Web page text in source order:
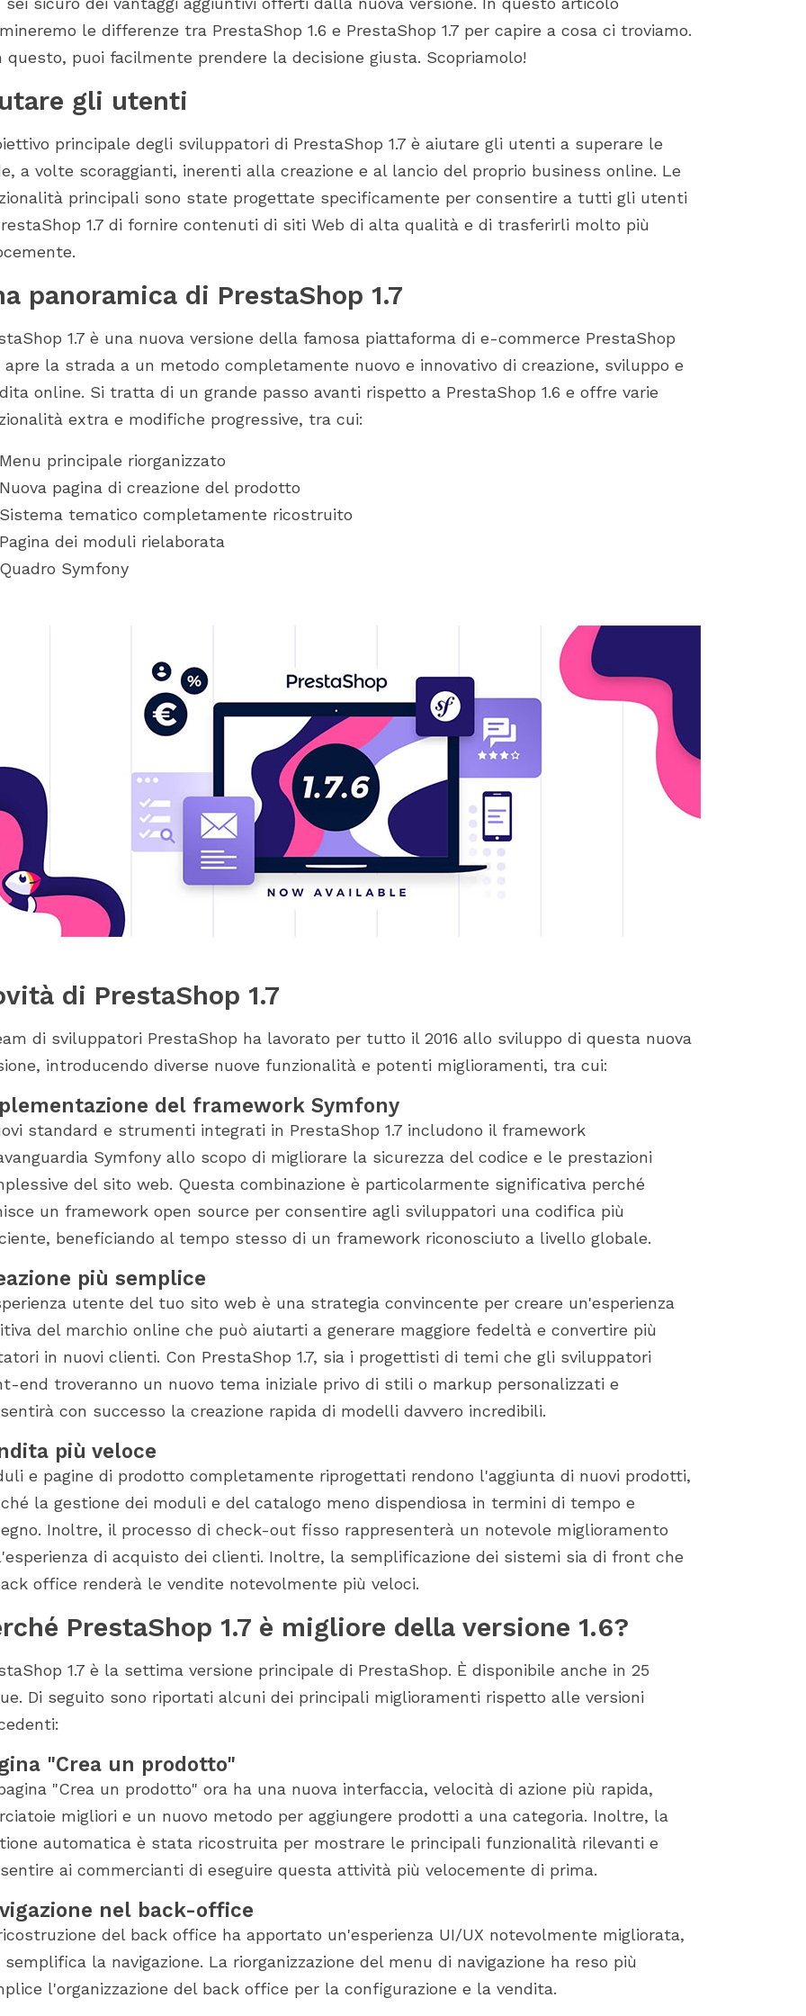
2.0. Scopri come i
sono stati...
vostro percorso con PrestaShop.
store by identifying...
installation process....
Passaggio 1: scarica l'ultima versione di PrestaShop e caricala sul tuo server
Passaggio 2: crea un nuovo database
Passaggio 4: eliminare la cartella di installazione e il file di archivio
l'upgrade all'ultima versione di PrestaShop 1.7
le differenze tra PrestaShop 1.6 e PrestaShop 1.7 per capire a cosa ci troviamo.
questo, puoi facilmente prendere la decisione giusta. Scopriamolo!
gli utenti
principale degli sviluppatori di PrestaShop 1.7 è aiutare gli utenti a superare le
a volte scoraggianti, inerenti alla creazione e al lancio del proprio business online. Le
principali sono state progettate specificamente per consentire a tutti gli utenti
1.7 di fornire contenuti di siti Web di alta qualità e di trasferirli molto più
panoramica di PrestaShop 1.7
1.7 è una nuova versione della famosa piattaforma di e-commerce PrestaShop
apre la strada a un metodo completamente nuovo e innovativo di creazione, sviluppo e
online. Si tratta di un grande passo avanti rispetto a PrestaShop 1.6 e offre varie
extra e modifiche progressive, tra cui:
Menu principale riorganizzato
Nuova pagina di creazione del prodotto
Sistema tematico completamente ricostruito
Pagina dei moduli rielaborata
Quadro Symfony
di PrestaShop 1.7
di sviluppatori PrestaShop ha lavorato per tutto il 2016 allo sviluppo di questa nuova
introducendo diverse nuove funzionalità e potenti miglioramenti, tra cui:
del framework Symfony
standard e strumenti integrati in PrestaShop 1.7 includono il framework
Symfony allo scopo di migliorare la sicurezza del codice e le prestazioni
del sito web. Questa combinazione è particolarmente significativa perché
un framework open source per consentire agli sviluppatori una codifica più
beneficiando al tempo stesso di un framework riconosciuto a livello globale.
più semplice
utente del tuo sito web è una strategia convincente per creare un'esperienza
del marchio online che può aiutarti a generare maggiore fedeltà e convertire più
in nuovi clienti. Con PrestaShop 1.7, sia i progettisti di temi che gli sviluppatori
end troveranno un nuovo tema iniziale privo di stili o markup personalizzati e
con successo la creazione rapida di modelli davvero incredibili.
più veloce
e pagine di prodotto completamente riprogettati rendono l'aggiunta di nuovi prodotti,
la gestione dei moduli e del catalogo meno dispendiosa in termini di tempo e
Inoltre, il processo di check-out fisso rappresenterà un notevole miglioramento
di acquisto dei clienti. Inoltre, la semplificazione dei sistemi sia di front che
office renderà le vendite notevolmente più veloci.
PrestaShop 1.7 è migliore della versione 1.6?
1.7 è la settima versione principale di PrestaShop. È disponibile anche in 25
Di seguito sono riportati alcuni dei principali miglioramenti rispetto alle versioni
"Crea un prodotto"
"Crea un prodotto" ora ha una nuova interfaccia, velocità di azione più rapida,
migliori e un nuovo metodo per aggiungere prodotti a una categoria. Inoltre, la
automatica è stata ricostruita per mostrare le principali funzionalità rilevanti e
ai commercianti di eseguire questa attività più velocemente di prima.
nel back-office
del back office ha apportato un'esperienza UI/UX notevolmente migliorata,
semplifica la navigazione. La riorganizzazione del menu di navigazione ha reso più
l'organizzazione del back office per la configurazione e la vendita.